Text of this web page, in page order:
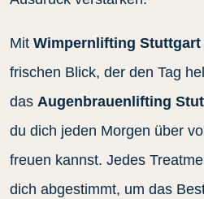
Mit Wimpernlifting Stuttgart
frischen Blick, der den Tag
das Augenbrauenlifting
du dich jeden Morgen über
freuen kannst. Jedes
dich abgestimmt, um das